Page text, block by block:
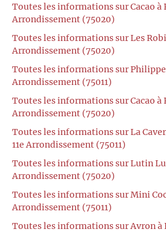
Toutes les informations sur Cacao à
Arrondissement (75020)
Toutes les informations sur Les
Arrondissement (75020)
Toutes les informations sur Philippe
Arrondissement (75011)
Toutes les informations sur Cacao à
Arrondissement (75020)
Toutes les informations sur La
11e Arrondissement (75011)
Toutes les informations sur Lutin
Arrondissement (75020)
Toutes les informations sur Mini
Arrondissement (75011)
Toutes les informations sur Avron à